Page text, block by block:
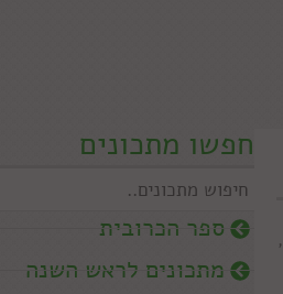
חפשו מתכונים
ספר הכרובית
מתכונים לראש השנה
,